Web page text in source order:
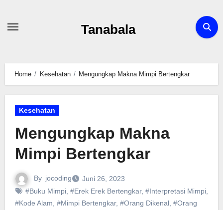
Tanabala
Home Kesehatan Mengungkap Makna Mimpi Bertengkar
Kesehatan
Mengungkap Makna
Mimpi Bertengkar
By jocoding
Juni 26, 2023
#Buku Mimpi, #Erek Erek Bertengkar, #Interpretasi Mimpi,
#Kode Alam #Mimpi Bertengkar, #Orang Dikenal, #Orang